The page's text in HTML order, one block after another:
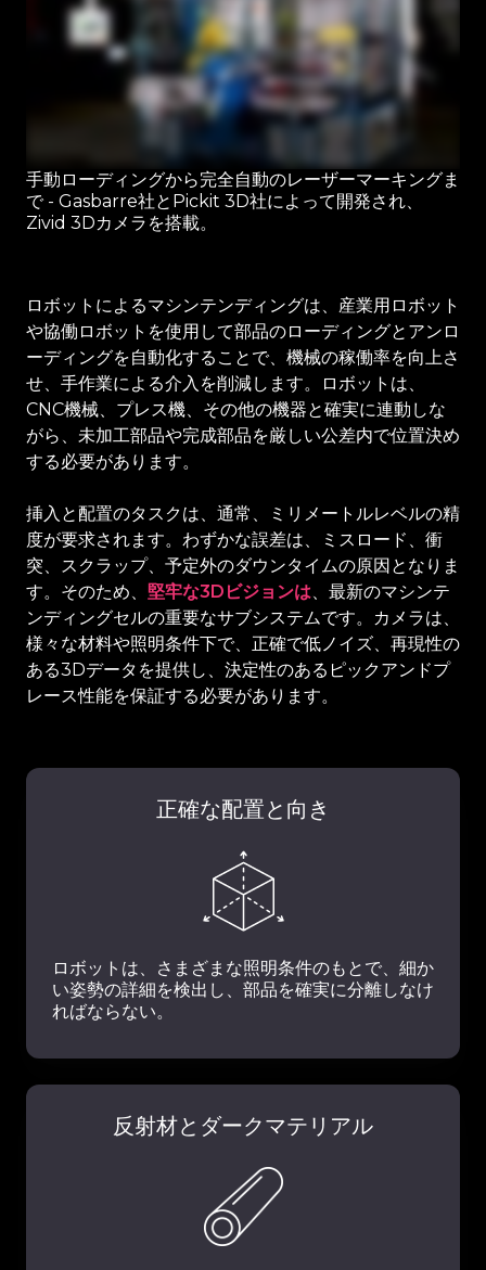
手動ローディングから完全自動のレーザーマーキングま
で - Gasbarre社とPickit 3D社によって開発され、
Zivid 3Dカメラを搭載。
ロボットによるマシンテンディングは、産業用ロボット
や協働ロボットを使用して部品のローディングとアンロ
ーディングを自動化することで、機械の稼働率を向上さ
せ、手作業による介入を削減します。ロボットは、
CNC機械、プレス機、その他の機器と確実に連動しな
がら、未加工部品や完成部品を厳しい公差内で位置決め
する必要があります。
挿入と配置のタスクは、通常、ミリメートルレベルの精
度が要求されます。わずかな誤差は、ミスロード、衝
突、スクラップ、予定外のダウンタイムの原因となりま
す。そのため、 堅牢な3Dビジョンは、最新のマシンテ
ンディングセルの重要なサブシステムです。カメラは、
様々な材料や照明条件下で、正確で低ノイズ、再現性の
ある3Dデータを提供し、決定性のあるピックアンドプ
レース性能を保証する必要があります。
正確な配置と向き
ロボットは、さまざまな照明条件のもとで、細か
い姿勢の詳細を検出し、部品を確実に分離しなけ
ればならない。
反射材とダークマテリアル